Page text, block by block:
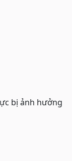
bị ảnh hưởng